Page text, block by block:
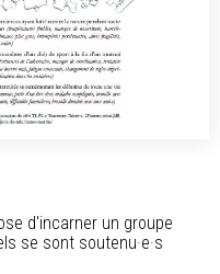
d'incarner un groupe
se sont soutenu·e·s